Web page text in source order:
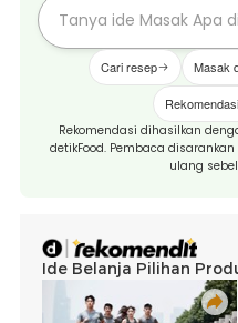
Cari resep Masak
Rekomendasi dihasilkan
detikFood. Pembaca
ulang